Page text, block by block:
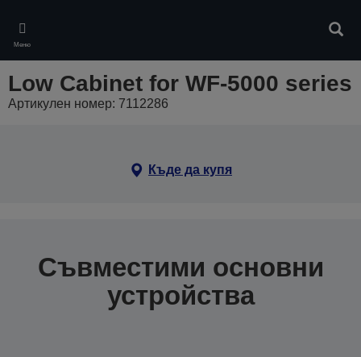
main
content
Меню
Low Cabinet for WF-5000 series
Артикулен номер: 7112286
Къде да купя
Съвместими основни
устройства